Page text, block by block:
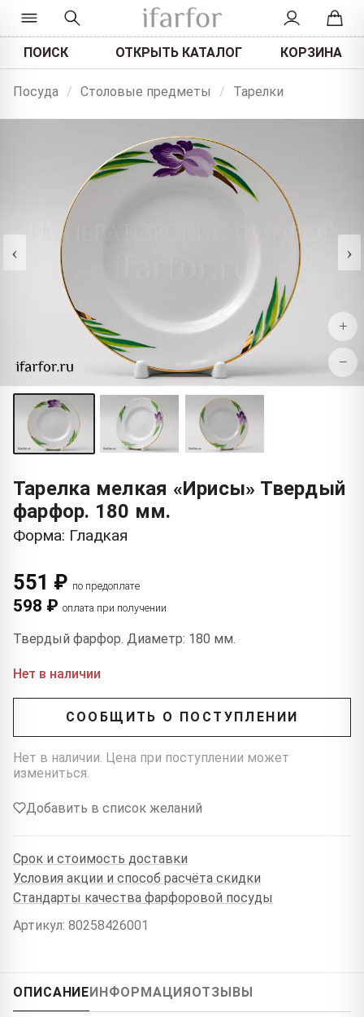
ПОИСК ОТКРЫТЬ КАТАЛОГ КОРЗИНА
Посуда / Столовые предметы / Тарелки
‹ ›
+
−
Тарелка мелкая «Ирисы» Твердый
фарфор. 180 мм.
Форма: Гладкая
551 ₽ по предоплате
598 ₽ оплата при получении
Твердый фарфор. Диаметр: 180 мм.
Нет в наличии
СООБЩИТЬ О ПОСТУПЛЕНИИ
Нет в наличии. Цена при поступлении может
измениться.
Добавить в список желаний
Срок и стоимость доставки
Условия акции и способ расчёта скидки
Стандарты качества фарфоровой посуды
Артикул: 80258426001
ОПИСАНИЕИНФОРМАЦИЯОТЗЫВЫ